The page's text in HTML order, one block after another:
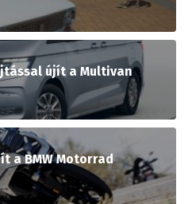
újít a Multivan
a BMW Motorrad